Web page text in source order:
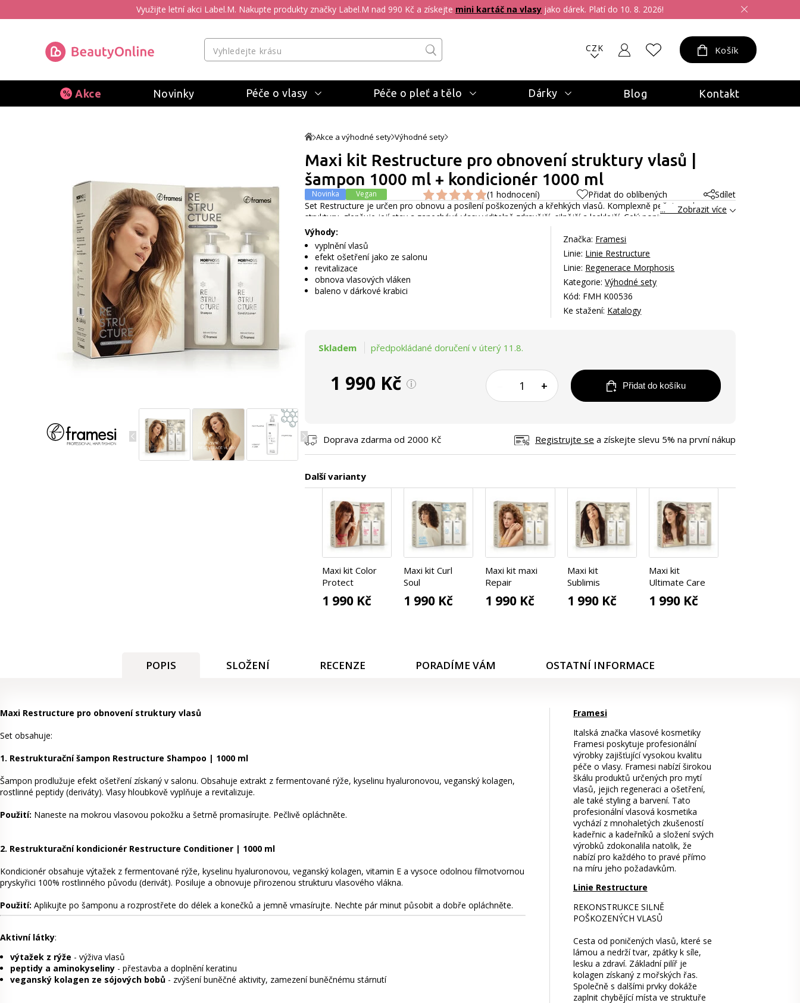
Využijte letní akci Label.M. Nakupte produkty značky Label.M nad 990 Kč a získejte mini kartáč na vlasy jako dárek. Platí do 10. 8. 2026!
CZK Košík
Akce Novinky Péče o vlasy Péče o pleť a tělo Dárky Blog Kontakt
Akce a výhodné sety Výhodné sety
Maxi kit Restructure pro obnovení struktury vlasů |
šampon 1000 ml + kondicionér 1000 ml
Novinka Vegan (1 hodnocení) Přidat do oblíbených
Sdílet
Set Restructure je určen pro obnovu a posílení poškozených a křehkých vlasů. Komplexně pečuje o vlasovou
strukturu, zlepšuje její stav a zanechává vlasy viditelně zdravější, silnější a lesklejší. Celý popis
... Zobrazit více
Výhody:
vyplnění vlasů
efekt ošetření jako ze salonu
revitalizace
obnova vlasových vláken
baleno v dárkové krabici
Značka: Framesi
Linie: Linie Restructure
Linie: Regenerace Morphosis
Kategorie:Výhodné sety
Kód: FMH K00536
Ke stažení: Katalogy
Skladem předpokládané doručení v úterý 11.8.
1 990 Kč + Přidat do košíku
Doprava zdarma od 2000 Kč Registrujte se a získejte slevu 5% na první nákup
Další varianty
Maxi kit Color
Protect
1 990 Kč
Maxi kit Curl
Soul
1 990 Kč
Maxi kit maxi
Repair
1 990 Kč
Maxi kit
Sublimis
1 990 Kč
Maxi kit
Ultimate Care
1 990 Kč
POPIS SLOŽENÍ RECENZE PORADÍME VÁM OSTATNÍ INFORMACE
Maxi Restructure pro obnovení struktury vlasů
Set obsahuje:
1. Restrukturační šampon Restructure Shampoo | 1000 ml
Šampon prodlužuje efekt ošetření získaný v salonu. Obsahuje extrakt z fermentované rýže, kyselinu hyaluronovou, veganský kolagen,
rostlinné peptidy (deriváty). Vlasy hloubkově vyplňuje a revitalizuje.
Použití: Naneste na mokrou vlasovou pokožku a šetrně promasírujte. Pečlivě opláchněte.
2. Restrukturační kondicionér Restructure Conditioner | 1000 ml
Kondicionér obsahuje výtažek z fermentované rýže, kyselinu hyaluronovou, veganský kolagen, vitamin E a vysoce odolnou filmotvornou
pryskyřici 100% rostlinného původu (derivát). Posiluje a obnovuje přirozenou strukturu vlasového vlákna.
Použití: Aplikujte po šamponu a rozprostřete do délek a konečků a jemně vmasírujte. Nechte pár minut působit a dobře opláchněte.
Aktivní látky:
výtažek z rýže - výživa vlasů
peptidy a aminokyseliny - přestavba a doplnění keratinu
veganský kolagen ze sójových bobů - zvýšení buněčné aktivity, zamezení buněčnému stárnutí
Framesi
Italská značka vlasové kosmetiky
Framesi poskytuje profesionální
výrobky zajišťující vysokou kvalitu
péče o vlasy. Framesi nabízí širokou
škálu produktů určených pro mytí
vlasů, jejich regeneraci a ošetření,
ale také styling a barvení. Tato
profesionální vlasová kosmetika
vychází z mnohaletých zkušeností
kadeřnic a kadeřníků a složení svých
výrobků zdokonalila natolik, že
nabízí pro každého to pravé přímo
na míru jeho požadavkům.
Linie Restructure
REKONSTRUKCE SILNĚ
POŠKOZENÝCH VLASŮ
Cesta od poničených vlasů, které se
lámou a nedrží tvar, zpátky k síle,
lesku a zdraví. Základní pilíř je
kolagen získaný z mořských řas.
Společně s dalšími prvky dokáže
zaplnit chybějící místa ve struktuře